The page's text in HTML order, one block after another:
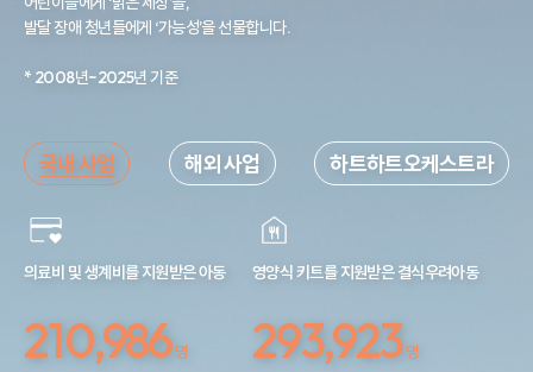
발달 장애 청년들에게 ‘가능성’을 선물합니다.
* 2008년~2025년 기준
국내 사업 해외 사업 하트하트오케스트라
의료비 및 생계비를 지원받은 아동
210,986명
영양식 키트를 지원받은 결식우려아동
293,923명